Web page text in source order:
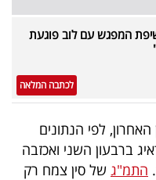
המפגש עם לוב פוגעת
לכתבה המלאה
לפי הנתונים
ברבעון השני ואכזבה
התמ"ג של סין צמח רק